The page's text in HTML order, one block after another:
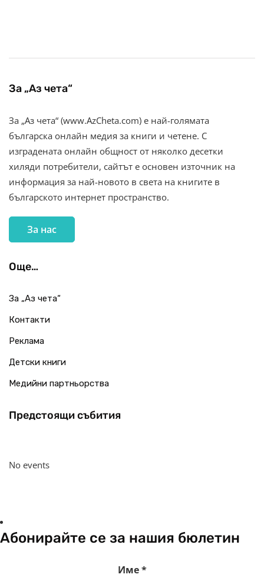
За „Аз чета“
За „Аз чета“ (www.AzCheta.com) е най-голямата
българска онлайн медия за книги и четене. С
изградената онлайн общност от няколко десетки
хиляди потребители, сайтът е основен източник на
информация за най-новото в света на книгите в
българското интернет пространство.
За нас
Още…
За „Аз чета“
Контакти
Реклама
Детски книги
Медийни партньорства
Предстоящи събития
No events
Абонирайте се за нашия бюлетин
Име*